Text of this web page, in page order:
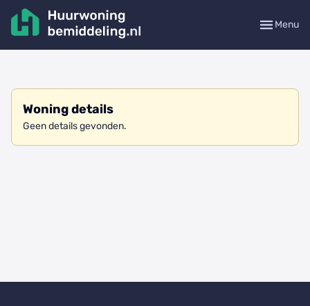
Menu
Woning details
Geen details gevonden.